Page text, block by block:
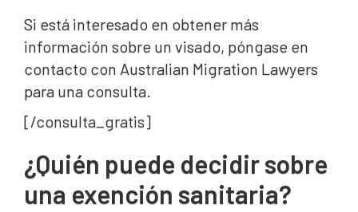
Si está interesado en obtener más
información sobre un visado, póngase en
contacto con Australian Migration Lawyers
para una consulta.
[/consulta_gratis]
¿Quién puede decidir sobre
una exención sanitaria?